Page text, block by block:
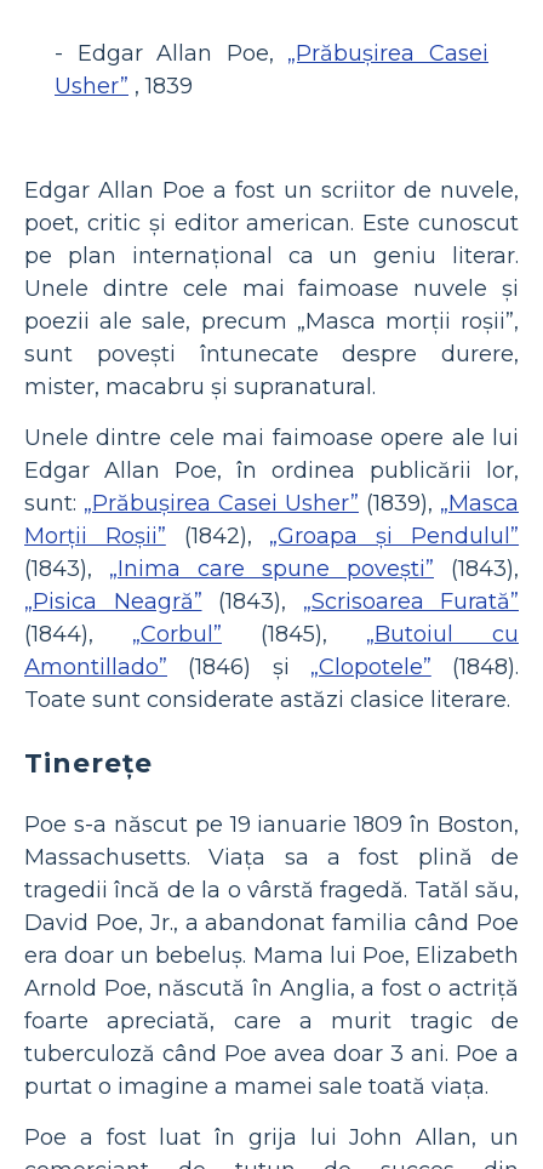
- Edgar Allan Poe, „Prăbușirea Casei
Usher” , 1839
Edgar Allan Poe a fost un scriitor de nuvele,
poet, critic și editor american. Este cunoscut
pe plan internațional ca un geniu literar.
Unele dintre cele mai faimoase nuvele și
poezii ale sale, precum „Masca morții roșii”,
sunt povești întunecate despre durere,
mister, macabru și supranatural.
Unele dintre cele mai faimoase opere ale lui
Edgar Allan Poe, în ordinea publicării lor,
sunt: ​​„Prăbușirea Casei Usher” (1839), „Masca
Morții Roșii” (1842), „Groapa și Pendulul”
(1843), „Inima care spune povești” (1843),
„Pisica Neagră” (1843), „Scrisoarea Furată”
(1844), „Corbul” (1845), „Butoiul cu
Amontillado” (1846) și „Clopotele” (1848).
Toate sunt considerate astăzi clasice literare.
Tinereţe
Poe s-a născut pe 19 ianuarie 1809 în Boston,
Massachusetts. Viața sa a fost plină de
tragedii încă de la o vârstă fragedă. Tatăl său,
David Poe, Jr., a abandonat familia când Poe
era doar un bebeluș. Mama lui Poe, Elizabeth
Arnold Poe, născută în Anglia, a fost o actriță
foarte apreciată, care a murit tragic de
tuberculoză când Poe avea doar 3 ani. Poe a
purtat o imagine a mamei sale toată viața.
Poe a fost luat în grija lui John Allan, un